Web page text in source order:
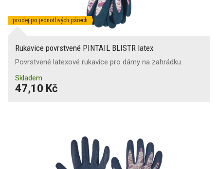
prodej po jednotlivých párech
Rukavice povrstvené PINTAIL BLISTR latex
Povrstvené latexové rukavice pro dámy na zahrádku
Skladem
47,10 Kč